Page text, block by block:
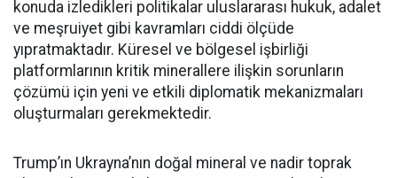
konuda izledikleri politikalar uluslararası hukuk, adalet
ve meşruiyet gibi kavramları ciddi ölçüde
yıpratmaktadır. Küresel ve bölgesel işbirliği
platformlarının kritik minerallere ilişkin sorunların
çözümü için yeni ve etkili diplomatik mekanizmaları
oluşturmaları gerekmektedir.
Trump’ın Ukrayna’nın doğal mineral ve nadir toprak